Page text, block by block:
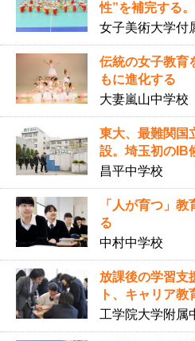
性”を補完する。
女子美術大学付
伝統の女子教育
もに進化する
大妻嵐山中学校
東大、最難関国
設。埼玉初のIB
昌平中学校
「人が育つ」
る
中村中学校
放課後の学習支
ト、キャリア教
工学院大学附属